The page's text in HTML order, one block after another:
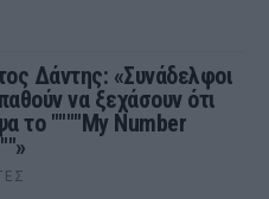
Δάντης: «Συνάδελφοι
να ξεχάσουν ότι
το """"My Number